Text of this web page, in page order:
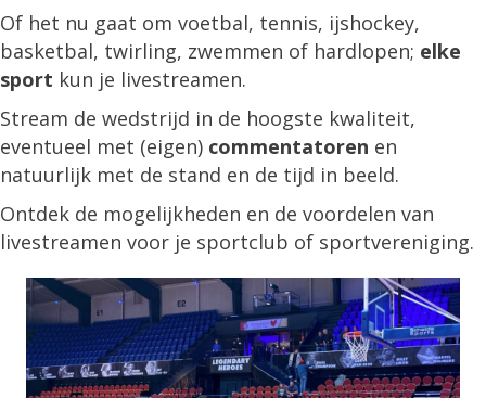
Of het nu gaat om voetbal, tennis, ijshockey,
basketbal, twirling, zwemmen of hardlopen; elke
sport kun je livestreamen.
Stream de wedstrijd in de hoogste kwaliteit,
eventueel met (eigen) commentatoren en
natuurlijk met de stand en de tijd in beeld.
Ontdek de mogelijkheden en de voordelen van
livestreamen voor je sportclub of sportvereniging.